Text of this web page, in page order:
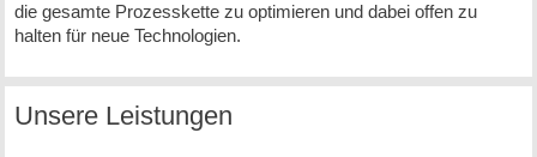
die gesamte Prozesskette zu optimieren und dabei offen zu
halten für neue Technologien.
Unsere Leistungen